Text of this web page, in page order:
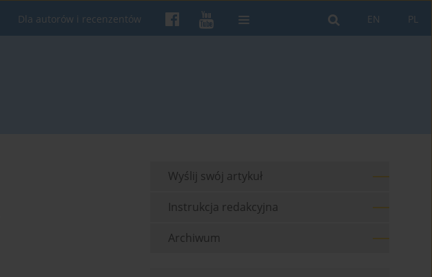
PL
EN
Dla autorów i recenzentów
Wyślij swój artykuł
Instrukcja redakcyjna
Archiwum